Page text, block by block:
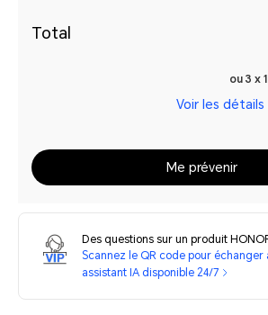
Total
ou 3 x
Voir les
Me prévenir
Des questions sur un produit
Scannez le QR code pour échanger
assistant IA disponible 24/7